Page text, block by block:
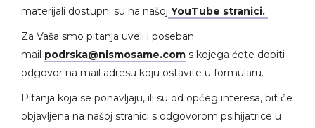
materijali dostupni su na našoj YouTube stranici.
Za Vaša smo pitanja uveli i poseban
mail podrska@nismosame.com s kojega ćete dobiti
odgovor na mail adresu koju ostavite u formularu.
Pitanja koja se ponavljaju, ili su od općeg interesa, bit će
objavljena na našoj stranici s odgovorom psihijatrice u